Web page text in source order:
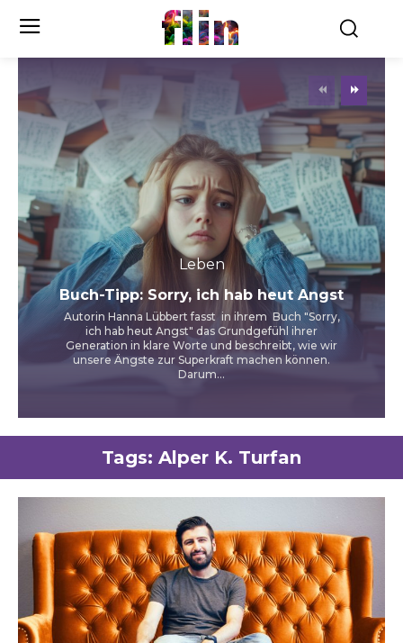
flin
Leben
Buch-Tipp: Sorry, ich hab heut Angst
Autorin Hanna Lübbert fasst in ihrem Buch "Sorry,
ich hab heut Angst" das Grundgefühl ihrer
Generation in klare Worte und beschreibt, wie wir
unsere Ängste zur Superkraft machen können.
Darum...
Tags: Alper K. Turfan